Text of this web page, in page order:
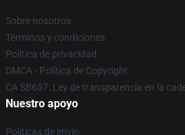
Sobre nosotros
Términos y condiciones
Política de privacidad
DMCA - Política de Copyright
CA SB657: Ley de transparencia en la
Nuestro apoyo
Políticas de envío